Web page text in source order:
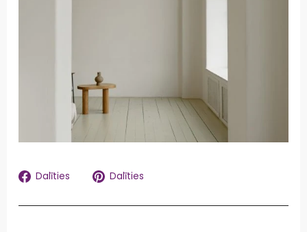
Dalīties
Kopīgojiet
Dalīties
Pinterest